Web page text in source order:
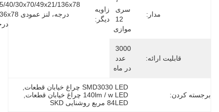
مدار:
سری
موازی
زاویه
دیگر:
15/40/30x70/49x21/136x78
درجه، لنز عمودی 136x78
درجه
قابلیت ارائه:
3000
عدد
در ماه
کردن:
SMD3030 LED چراغ خیابان قطعات
,
140lm / w LED چراغ خیابان قطعات
,
84LED مربع روشنایی SKD